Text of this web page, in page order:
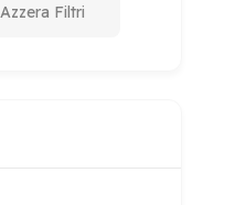
Azzera Filtri